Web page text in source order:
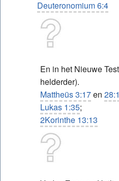
Deuteronomium 6:4
En in het Nieuwe
helderder).
Mattheüs 3:17en
Lukas 1:35;
2Korinthe 13:13